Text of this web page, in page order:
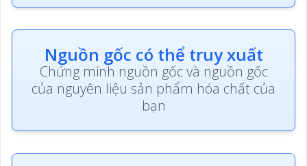
Nguồn gốc có thể truy xuất
Chứng minh nguồn gốc và nguồn gốc
của nguyên liệu sản phẩm hóa chất của
bạn